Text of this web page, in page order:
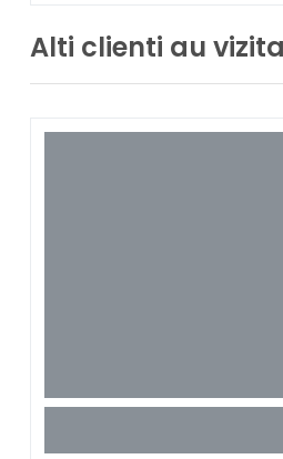
Alti clienti au